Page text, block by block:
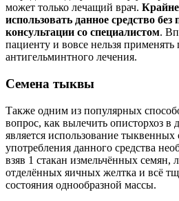
может только лечащий врач.
использовать данное средство
консультации со специалистом.
пациенту и вовсе нельзя применять
антигельминтного лечения.
Семена тыквы
Также одним из популярных
вопрос, как вылечить описторхоз в
является использование тыквенных
употребления данного средства
взяв 1 стакан измельчённых семян,
отделённых яичных желтка и всё
состояния однообразной массы.